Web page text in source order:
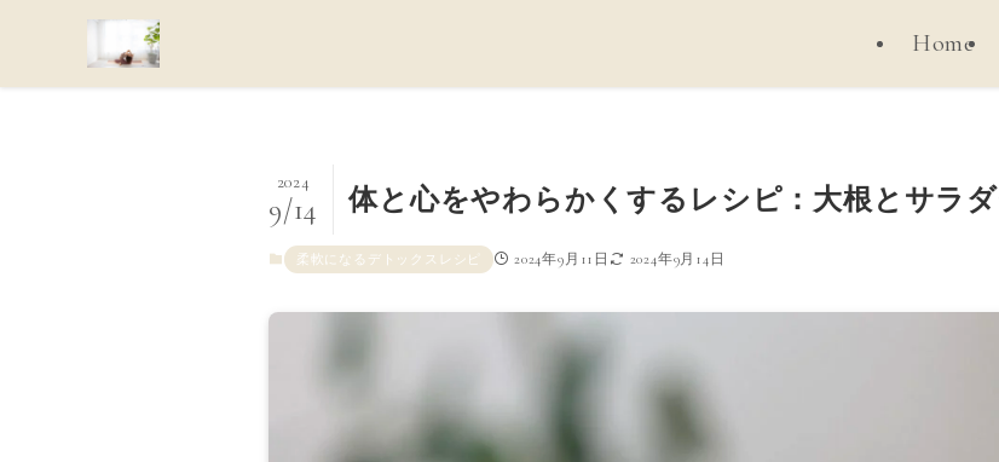
Home
体と心をやわらかくするレシピ：大根とサラ
2024
9/14
柔軟になるデトックスレシピ 2024年9月11日 2024年9月14日